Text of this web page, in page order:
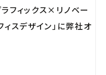
フィックス×リノベー
スデザイン」に弊社オ